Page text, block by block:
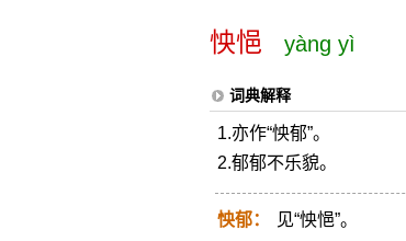
怏悒 yàng yì
词典解释
1.亦作“怏郁”。
2.郁郁不乐貌。
怏郁： 见“怏悒”。